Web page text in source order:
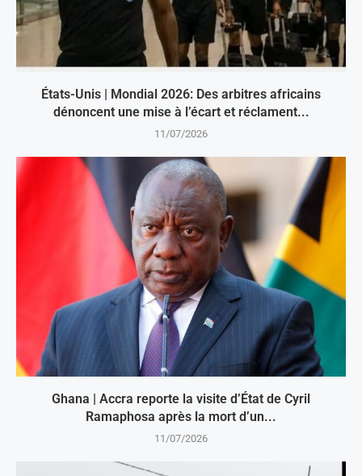
États-Unis | Mondial 2026: Des arbitres africains
dénoncent une mise à l’écart et réclament...
11/07/2026
Ghana | Accra reporte la visite d’État de Cyril
Ramaphosa après la mort d’un...
11/07/2026